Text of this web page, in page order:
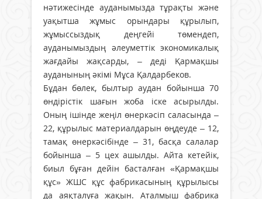
нәтижесінде ауданымызда тұрақты және
уақытша жұмыс орындары құрылып,
жұмыссыздық деңгейі төмендеп,
ауданымыздың әлеуметтік экономикалық
жағдайы жақсарды, – деді Қармақшы
ауданының әкімі Мұса Қалдарбеков.
Бұдан бөлек, былтыр аудан бойынша 70
өндірістік шағын жоба іске асырылды.
Оның ішінде жеңіл өнеркәсіп саласында –
22, құрылыс материалдарын өңдеуде – 12,
тамақ өнеркәсібінде – 31, басқа салалар
бойынша – 5 цех ашылды. Айта кетейік,
биыл бұған дейін басталған «Қармақшы
құс» ЖШС құс фабрикасының құрылысы
да аяқталуға жақын. Аталмыш фабрика